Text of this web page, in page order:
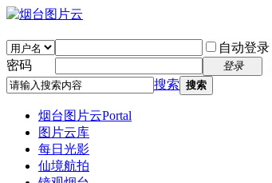
自动登录
密码
登录
搜索 搜索
烟台图片云Portal
图片云库
每日光影
仙境航拍